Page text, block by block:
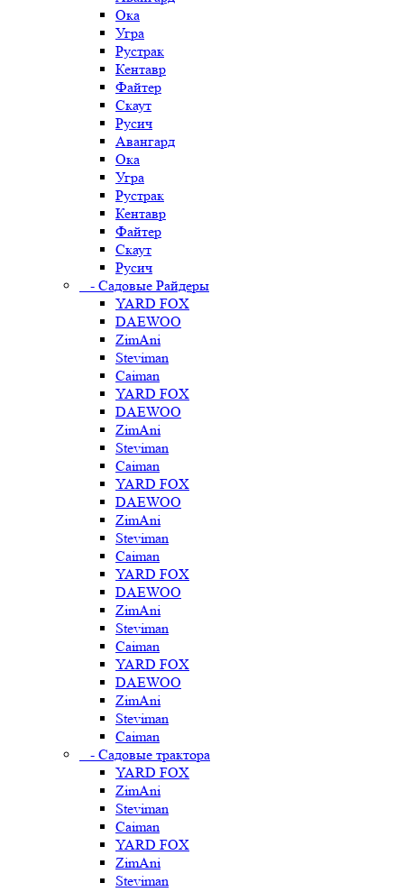
Ока
Угра
Рустрак
Кентавр
Файтер
Скаут
Русич
Авангард
Ока
Угра
Рустрак
Кентавр
Файтер
Скаут
Русич
- Садовые Райдеры
YARD FOX
DAEWOO
ZimAni
Steviman
Caiman
YARD FOX
DAEWOO
ZimAni
Steviman
Caiman
YARD FOX
DAEWOO
ZimAni
Steviman
Caiman
YARD FOX
DAEWOO
ZimAni
Steviman
Caiman
YARD FOX
DAEWOO
ZimAni
Steviman
Caiman
- Садовые трактора
YARD FOX
ZimAni
Steviman
Caiman
YARD FOX
ZimAni
Steviman